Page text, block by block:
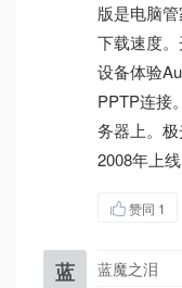
版是电脑
下载速度
设备体验
PPTP连接
务器上。
2008年上
赞同 1
蓝 蓝魔之泪